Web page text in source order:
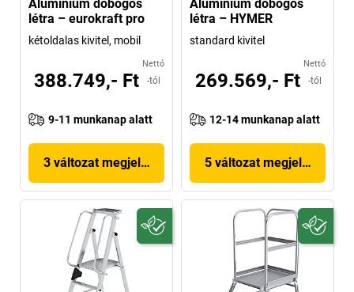
Alumínium dobogós
létra – eurokraft pro
kétoldalas kivitel, mobil
Nettó
388.749,- Ft -tól
9-11 munkanap alatt
3 változat megjelenítése
Alumínium dobogós
létra – HYMER
standard kivitel
Nettó
269.569,- Ft -tól
12-14 munkanap alatt
5 változat megjelenítése